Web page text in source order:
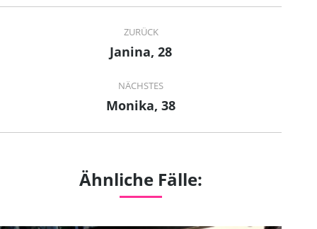
navigation
ZURÜCK
Previous
Janina, 28
NÄCHSTES
Next
Monika, 38
Ähnliche Fälle: